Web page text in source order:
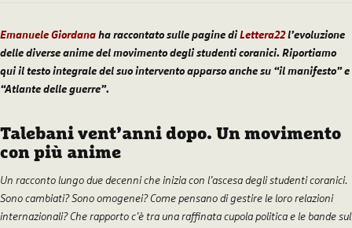
Emanuele Giordana ha raccontato sulle pagine di Lettera22l’evoluzione
delle diverse anime del movimento degli studenti coranici. Riportiamo
qui il testo integrale del suo intervento apparso anche su “il manifesto” e
“Atlante delle guerre”.
Talebani vent’anni dopo. Un movimento
con più anime
Un racconto lungo due decenni che inizia con l’ascesa degli studenti coranici.
Sono cambiati? Sono omogenei? Come pensano di gestire le loro relazioni
internazionali? Che rapporto c’è tra una raffinata cupola politica e le bande sul